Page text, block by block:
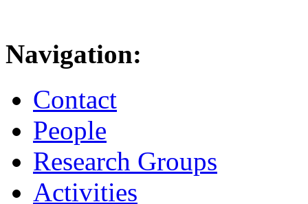
Navigation:
Contact
People
Research Groups
Activities